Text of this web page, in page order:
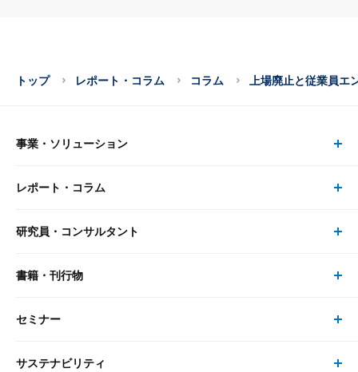
トップ レポート・コラム コラム 上場廃止と従業員エ
事業・ソリューション
事業・ソリューション トップ
リサーチ
レポート・コラム
レポート・コラム トップ
最新のレポート・コラム
研究員・コンサルタント
研究員・コンサルタント トップ
研究員
書籍・刊行物
書籍・刊行物 トップ
セミナー
セミナー トップ
サステナビリティ